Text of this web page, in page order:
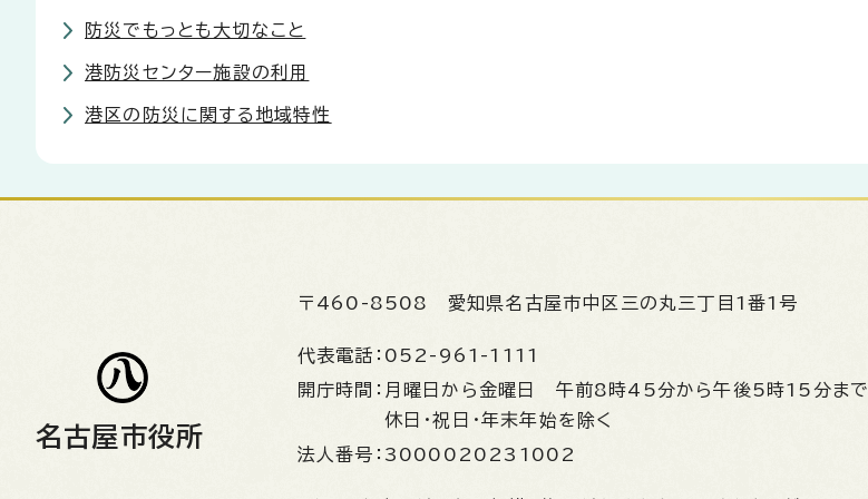
防災でもっとも大切なこと
港防災センター施設の利用
港区の防災に関する地域特性
名古屋市役所
〒460-8508 愛知県名古屋市中区三の丸三丁目1番1号
代表電話： 052-961-1111
開庁時間： 月曜日から金曜日 午前8時45分から午後5時15分まで
休日・祝日・年末年始を除く
法人番号： 3000020231002